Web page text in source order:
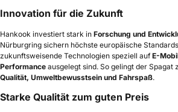
Innovation für die Zukunft
Hankook investiert stark in Forschung und
Nürburgring sichern höchste europäische
zukunftsweisende Technologien speziell aufE-
Performance ausgelegt sind. So gelingt der Spagat
Qualität, Umweltbewusstsein und Fahrspaß.
Starke Qualität zum guten Preis